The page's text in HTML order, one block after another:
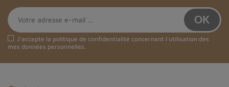
J'accepte la politique de confidentialité concernant l'utilisation des
mes données personnelles.